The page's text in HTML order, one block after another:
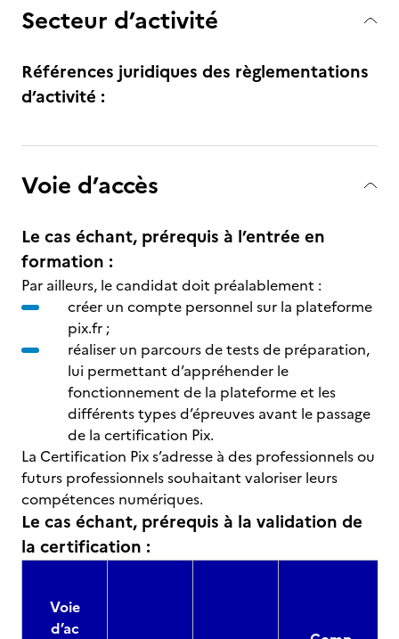
Secteur d’activité
Références juridiques des règlementations
d’activité :
Voie d’accès
Le cas échant, prérequis à l’entrée en
formation :
Par ailleurs, le candidat doit préalablement :
créer un compte personnel sur la plateforme
pix.fr ;
réaliser un parcours de tests de préparation,
lui permettant d’appréhender le
fonctionnement de la plateforme et les
différents types d’épreuves avant le passage
de la certification Pix.
La Certification Pix s’adresse à des professionnels ou
futurs professionnels souhaitant valoriser leurs
compétences numériques.
Le cas échant, prérequis à la validation de
la certification :
Voie
d’ac